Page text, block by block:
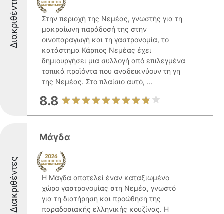
Διακριθέντες
Στην περιοχή της Νεμέας, γνωστής για τη
μακραίωνη παράδοσή της στην
οινοπαραγωγή και τη γαστρονομία, το
κατάστημα Κάρπος Νεμέας έχει
δημιουργήσει μια συλλογή από επιλεγμένα
τοπικά προϊόντα που αναδεικνύουν τη γη
της Νεμέας. Στο πλαίσιο αυτό, ...
8.8
Διακριθέντες
Μάγδα
Η Μάγδα αποτελεί έναν καταξιωμένο
χώρο γαστρονομίας στη Νεμέα, γνωστό
για τη διατήρηση και προώθηση της
παραδοσιακής ελληνικής κουζίνας. Η